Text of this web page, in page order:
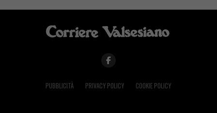
PUBBLICITÀ PRIVACY POLICY COOKIE POLICY